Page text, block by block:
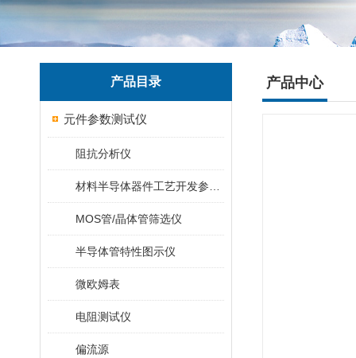
产品目录
元件参数测试仪
阻抗分析仪
MOS管/晶体管筛选仪
半导体管特性图示仪
微欧姆表
电阻测试仪
偏流源
产品中心